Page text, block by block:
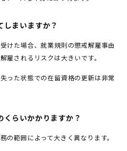
しまいますか？
けた場合、就業規則の懲戒解雇事由
雇されるリスクは大きいです。
った状態での在留資格の更新は非常
らいかかりますか？
の範囲によって大きく異なります。